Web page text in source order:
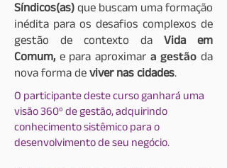
Síndicos(as) que buscam uma formação
inédita para os desafios complexos de
gestão de contexto da Vida em
Comum, e para aproximar a gestãoda
nova forma de viver nas cidades.
O participante deste curso ganhará uma
visão 360º de gestão, adquirindo
conhecimento sistêmico para o
desenvolvimento de seu negócio.